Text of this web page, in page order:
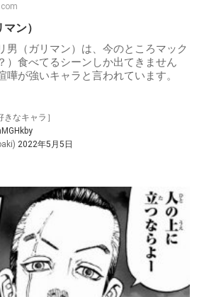
ン）
男（ガリマン）は、今のところマック
）食べてるシーンしか出てきません
嘩が強いキャラと言われています。
なキャラ］
2022年5月5日